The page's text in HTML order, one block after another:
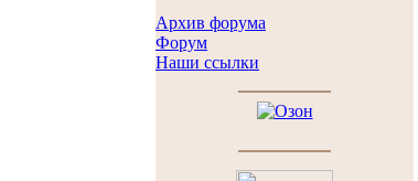
Архив форума
Форум
Наши ссылки